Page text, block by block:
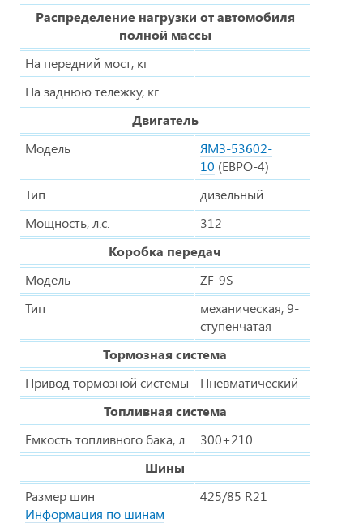
Распределение нагрузки от автомобиля
полной массы
На передний мост, кг
На заднюю тележку, кг
Двигатель
Модель
ЯМЗ-53602-
10 (ЕВРО-4)
Тип
дизельный
Мощность, л.с.
312
Коробка передач
Модель
ZF-9S
Тип
механическая, 9-
ступенчатая
Тормозная система
Привод тормозной системы
Пневматический
Топливная система
Емкость топливного бака, л
300+210
Шины
Размер шин
Информация по шинам
425/85 R21